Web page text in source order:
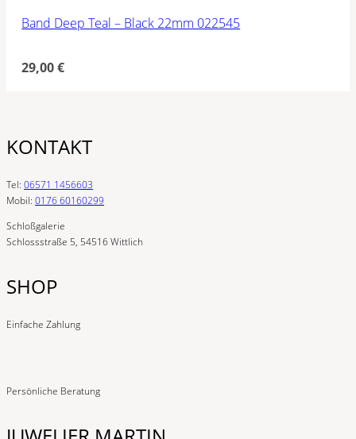
Band Deep Teal – Black 22mm 022545
29,00€
KONTAKT
Tel: 06571 1456603
Mobil: 0176 60160299
Schloßgalerie
Schlossstraße 5, 54516 Wittlich
SHOP
Einfache Zahlung
Persönliche Beratung